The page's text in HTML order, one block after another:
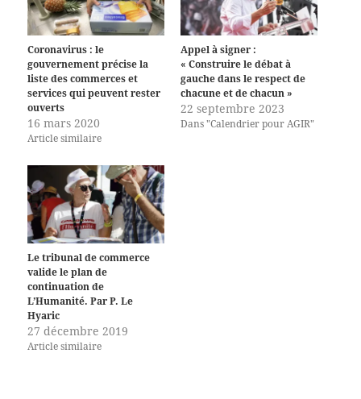
Coronavirus : le
gouvernement précise la
liste des commerces et
services qui peuvent rester
ouverts
16 mars 2020
Article similaire
Appel à signer :
« Construire le débat à
gauche dans le respect de
chacune et de chacun »
22 septembre 2023
Dans "Calendrier pour AGIR"
Le tribunal de commerce
valide le plan de
continuation de
L’Humanité. Par P. Le
Hyaric
27 décembre 2019
Article similaire